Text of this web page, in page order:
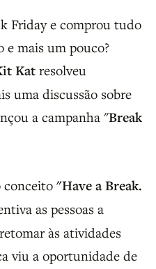
Friday e comprou tudo
mais um pouco?
Kat resolveu
uma discussão sobre
a campanha "Break
conceito "Have a Break.
as pessoas a
às atividades
viu a oportunidade de